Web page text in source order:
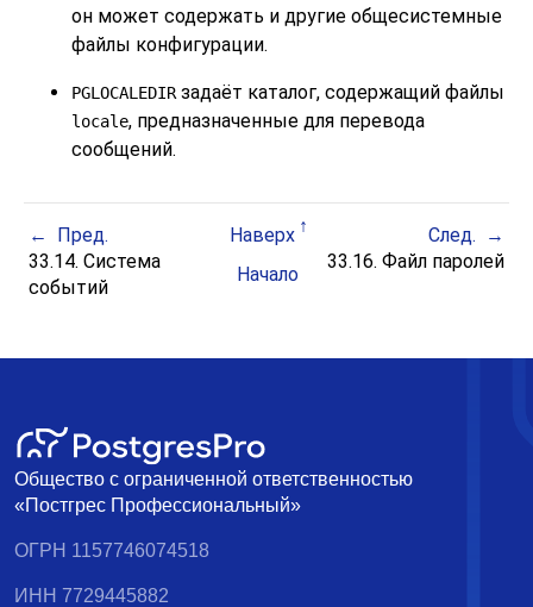
он может содержать и другие общесистемные
файлы конфигурации.
PGLOCALEDIRзадаёт каталог, содержащий файлы
locale, предназначенные для перевода
сообщений.
Пред. Наверх
След.
33.14. Система
событий
Начало
33.16. Файл паролей
Общество с ограниченной ответственностью
«Постгрес Профессиональный»
ОГРН 1157746074518
ИНН 7729445882